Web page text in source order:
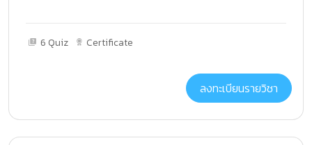
6 Quiz Certificate
ลงทะเบียนรายวิชา